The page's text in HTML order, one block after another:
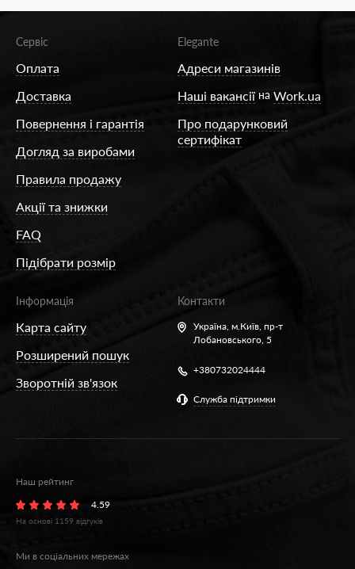
Сервіс
Оплата
Доставка
Повернення і гарантія
Догляд за виробами
Правила продажу
Акції та знижки
FAQ
Підібрати розмір
Elegante
Адреси магазинів
Наші вакансії на Work.ua
Про подарунковий
сертифікат
Інформація
Карта сайту
Розширений пошук
Зворотній зв'язок
Контакти
Україна, м.Київ, пр-т
Лобановського, 5
+380732024444
Служба підтримки
Наш рейтинг
4.59
На основі 1159 відгуків
Ми в соціальних мережах